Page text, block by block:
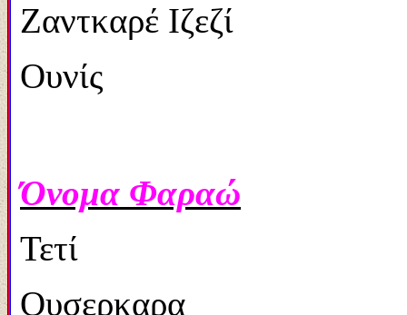
Ζαντκαρέ Ιζεζί
Ουνίς
Όνομα Φαραώ
Τετί
Ουσερκαρα